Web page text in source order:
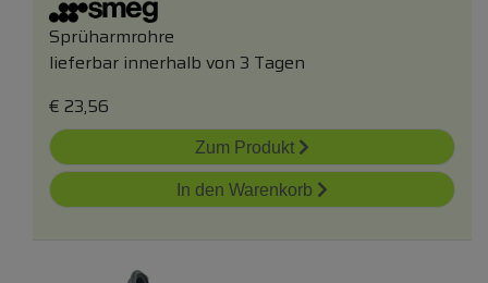
Sprüharmrohre
lieferbar innerhalb von 3 Tagen
€ 23,56
Zum Produkt
In den Warenkorb